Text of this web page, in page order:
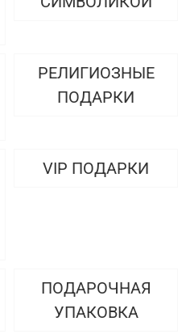
РЕЛИГИОЗНЫЕ
ПОДАРКИ
VIP ПОДАРКИ
ПОДАРОЧНАЯ
УПАКОВКА